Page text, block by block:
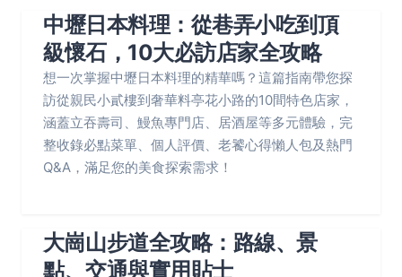
中壢日本料理：從巷弄小吃到頂
級懷石，10大必訪店家全攻略
想一次掌握中壢日本料理的精華嗎？這篇指南帶您探
訪從親民小貳樓到奢華料亭花小路的10間特色店家，
涵蓋立吞壽司、鰻魚專門店、居酒屋等多元體驗，完
整收錄必點菜單、個人評價、老饕心得懶人包及熱門
Q&A，滿足您的美食探索需求！
大崗山步道全攻略：路線、景
點、交通與實用貼士